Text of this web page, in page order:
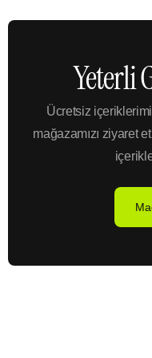
Yeterli
Ücretsiz
mağazamızı ziyaret